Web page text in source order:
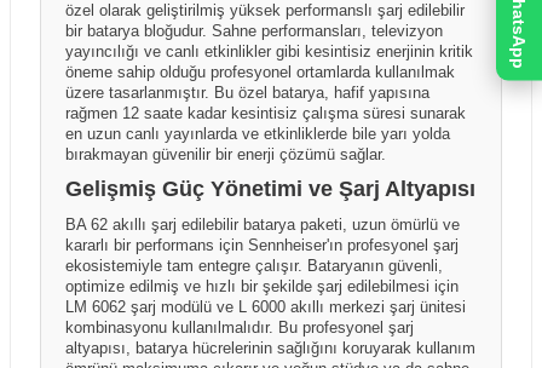
başlatılabilirken, tutanaksız teslim alınan gönderilerde
hasarın taşıma aşamasında oluştuğu ispatlanamadığı
için sonradan yapılacak bildirimler kabul
edilememektedir.
üretici firma ve dağıtım politikalarına bağlı olarak ülke,
bölge veya parti bazında farklılık gösterebilir. Ürün
sayfalarında yer alan görseller temsilî amaçlı olabilir
ve gerçek ürün, kutu içeriği veya renk tonları
görsellerden farklılık gösterebilir.
özel olarak geliştirilmiş yüksek performanslı şarj edilebilir
bir batarya bloğudur. Sahne performansları, televizyon
yayıncılığı ve canlı etkinlikler gibi kesintisiz enerjinin kritik
öneme sahip olduğu profesyonel ortamlarda kullanılmak
üzere tasarlanmıştır. Bu özel batarya, hafif yapısına
rağmen 12 saate kadar kesintisiz çalışma süresi sunarak
en uzun canlı yayınlarda ve etkinliklerde bile yarı yolda
bırakmayan güvenilir bir enerji çözümü sağlar.
Gelişmiş Güç Yönetimi ve Şarj Altyapısı
BA 62 akıllı şarj edilebilir batarya paketi, uzun ömürlü ve
kararlı bir performans için Sennheiser'ın profesyonel şarj
ekosistemiyle tam entegre çalışır. Bataryanın güvenli,
optimize edilmiş ve hızlı bir şekilde şarj edilebilmesi için
LM 6062 şarj modülü ve L 6000 akıllı merkezi şarj ünitesi
kombinasyonu kullanılmalıdır. Bu profesyonel şarj
altyapısı, batarya hücrelerinin sağlığını koruyarak kullanım
WhatsApp